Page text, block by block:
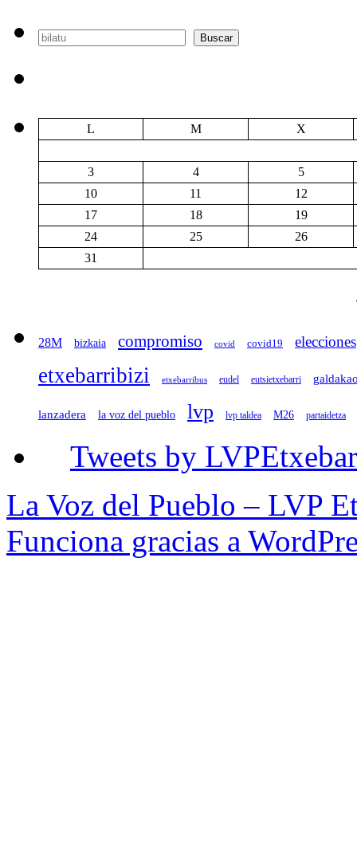
Buscar Buscar
L M X
3 4
5
10
11
12
17
18
19
24
25
26
31
28M bizkaia compromiso covid covid19 elecciones
etxebarribizi etxebarribus eudel eutsietxebarri
lanzadera la voz del pueblo lvp lvp taldea M26 partaidetza
Tweets by
La Voz del Pueblo – LVP
Funciona gracias a